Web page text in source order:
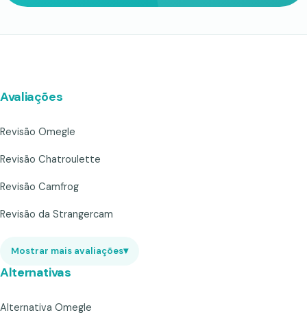
Avaliações
Revisão Omegle
Revisão Chatroulette
Revisão Camfrog
Revisão da Strangercam
Mostrar mais avaliações▾
Alternativas
Alternativa Omegle